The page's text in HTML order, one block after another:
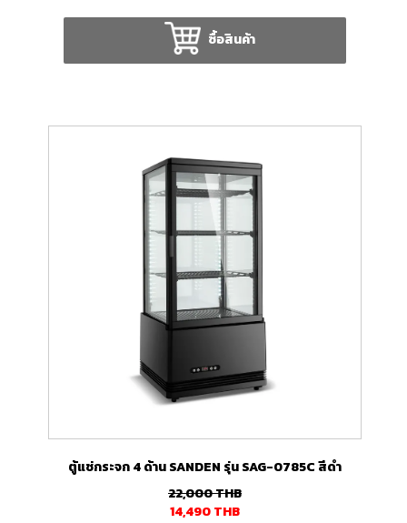
ซื้อสินค้า
ตู้แช่กระจก 4 ด้าน SANDEN รุ่น SAG-0785C สีดำ
22,000THB
14,490THB